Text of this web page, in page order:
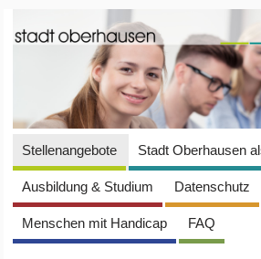
Stellenangebote Stadt Oberhausen
Ausbildung & Studium Datenschutz
Menschen mit Handicap
FAQ